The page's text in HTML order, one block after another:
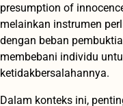
presumption of
melainkan instrumen
dengan beban
membebani individu
ketidakbersalahannya.
Dalam konteks ini,